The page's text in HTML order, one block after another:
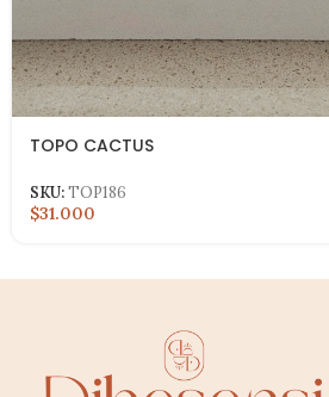
TOPO CACTUS
SKU:TOP186
$31.000